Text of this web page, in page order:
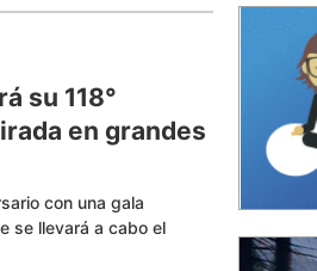
su 118°
en grandes
con una gala
se llevará a cabo el